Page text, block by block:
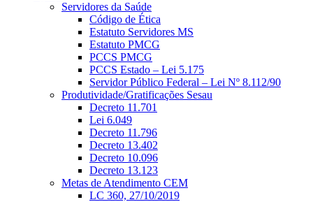
Servidores da Saúde
Código de Ética
Estatuto Servidores MS
Estatuto PMCG
PCCS PMCG
PCCS Estado – Lei 5.175
Servidor Público Federal – Lei Nº 8.112/90
Produtividade/Gratificações Sesau
Decreto 11.701
Lei 6.049
Decreto 11.796
Decreto 13.402
Decreto 10.096
Decreto 13.123
Metas de Atendimento CEM
LC 360, 27/10/2019